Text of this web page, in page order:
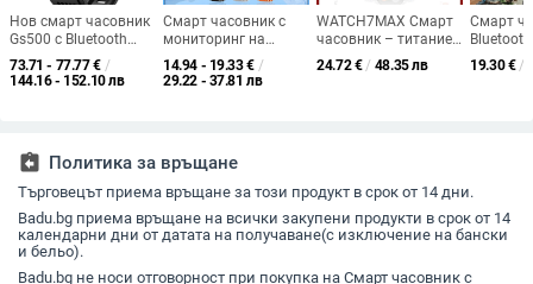
Нов смарт часовник
Gs500 с Bluetooth
обаждане, GPS
позициониране,
часовник
73.71 - 77.77€ /
144.16 - 152.10 лв
Смарт часовник с
мониторинг на
сърдечната честота,
Bluetooth разговори,
14.94 - 19.33€ /
29.22 - 37.81 лв
WATCH7MAX Смарт
часовник – титаниев
корпус, силиконова
каишка, TFT дисплей,
24.72€ / 48.35 лв
Смарт
19.30€ /
assignment_return Политика за връщане
Търговецът приема връщане за този продукт в срок от 14 дни.
Badu.bg приема връщане на всички закупени продукти в срок от 14
календарни дни от датата на получаване(с изключение на бански
и бельо).
Badu.bg не носи отговорност при покупка на Смарт часовник с